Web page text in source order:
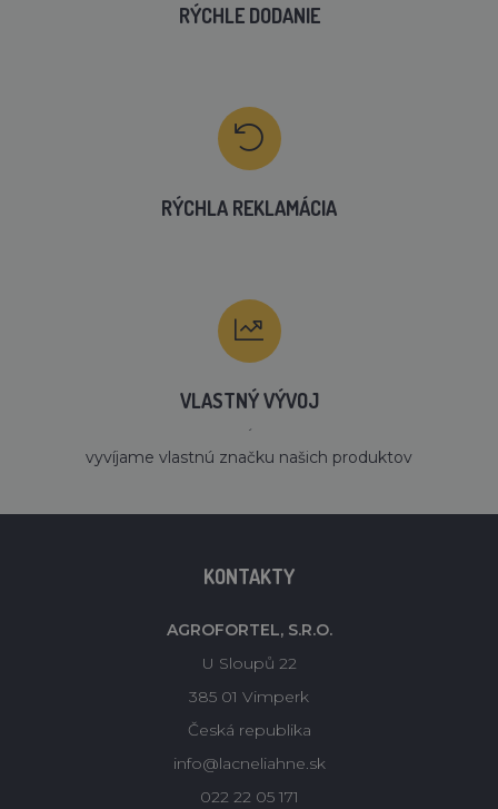
RÝCHLE DODANIE
RÝCHLA REKLAMÁCIA
VLASTNÝ VÝVOJ
´
vyvíjame vlastnú značku našich produktov
KONTAKTY
AGROFORTEL, S.R.O.
U Sloupů 22
385 01 Vimperk
Česká republika
info@lacneliahne.sk
022 22 05 171